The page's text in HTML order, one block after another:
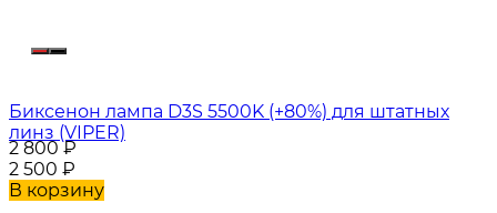
Биксенон лампа D3S 5500K (+80%) для штатных
линз (VIPER)
2 800₽
2 500 ₽
В корзину